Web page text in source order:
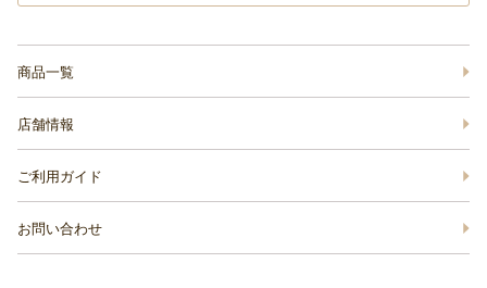
商品一覧
店舗情報
ご利用ガイド
お問い合わせ